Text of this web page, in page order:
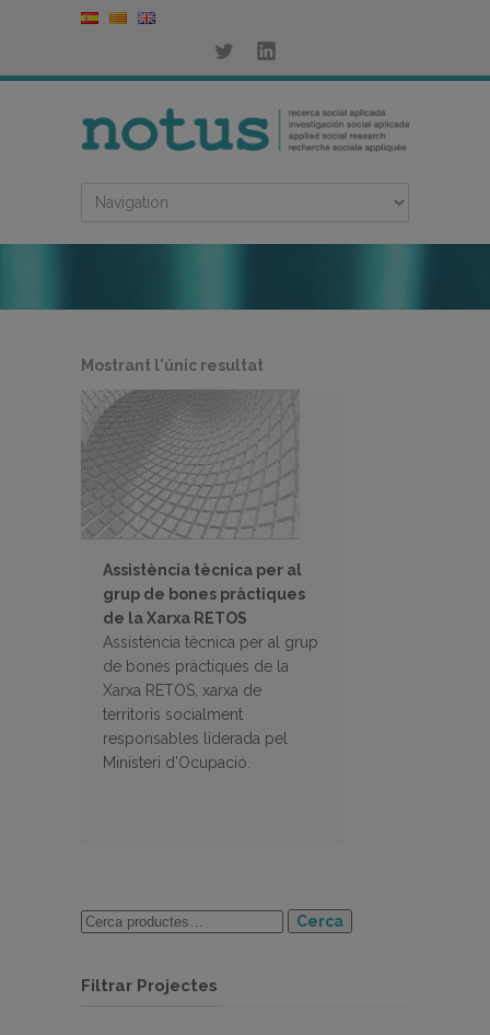
Mostrant l'únic resultat
Assistència tècnica per al
grup de bones pràctiques
de la Xarxa RETOS
Assistència tècnica per al grup
de bones pràctiques de la
Xarxa RETOS, xarxa de
territoris socialment
responsables liderada pel
Ministeri d’Ocupació.
Cerca
Filtrar Projectes